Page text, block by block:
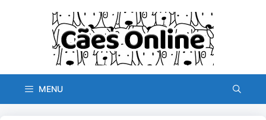
MENU